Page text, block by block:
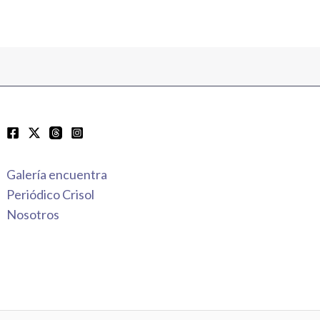
Galería encuentra
Periódico Crisol
Nosotros